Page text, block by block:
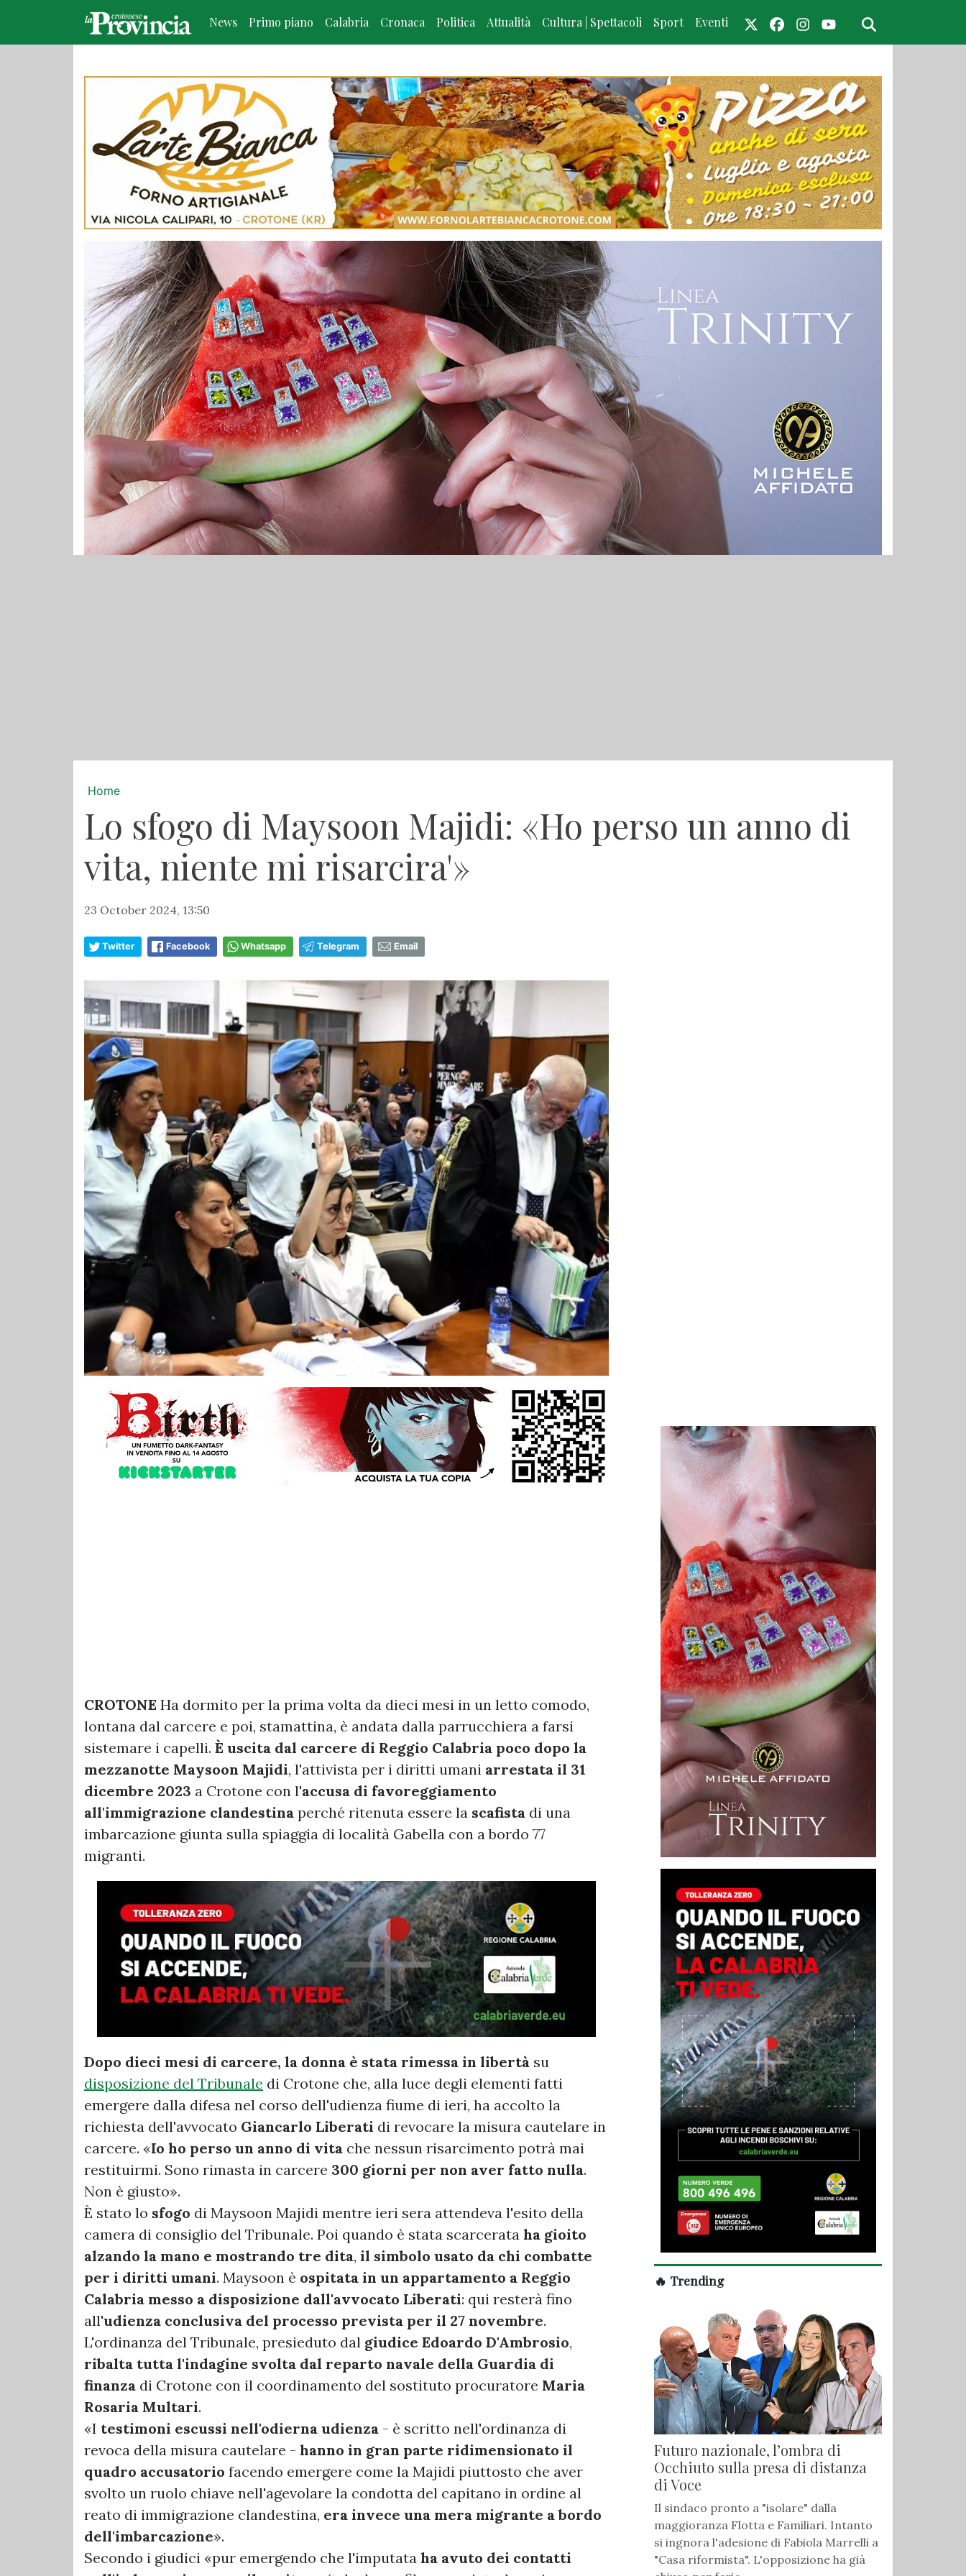
News Primo piano Calabria Cronaca Politica Attualità Cultura | Spettacoli Sport Eventi
Home
Lo sfogo di Maysoon Majidi: «Ho perso un anno di
vita, niente mi risarcira'»
23 October 2024, 13:50
Twitter Facebook Whatsapp Telegram Email
CROTONE Ha dormito per la prima volta da dieci mesi in un letto comodo,
lontana dal carcere e poi, stamattina, è andata dalla parrucchiera a farsi
sistemare i capelli. È uscita dal carcere di Reggio Calabria poco dopo la
mezzanotte Maysoon Majidi, l'attivista per i diritti umani arrestata il 31
dicembre 2023 a Crotone con l'accusa di favoreggiamento
all'immigrazione clandestina perché ritenuta essere la scafista di una
imbarcazione giunta sulla spiaggia di località Gabella con a bordo 77
migranti.
Dopo dieci mesi di carcere, la donna è stata rimessa in libertà su
disposizione del Tribunale di Crotone che, alla luce degli elementi fatti
emergere dalla difesa nel corso dell'udienza fiume di ieri, ha accolto la
richiesta dell'avvocato Giancarlo Liberati di revocare la misura cautelare in
carcere. «Io ho perso un anno di vita che nessun risarcimento potrà mai
restituirmi. Sono rimasta in carcere 300 giorni per non aver fatto nulla.
Non è giusto».
È stato lo sfogo di Maysoon Majidi mentre ieri sera attendeva l'esito della
camera di consiglio del Tribunale. Poi quando è stata scarcerata ha gioito
alzando la mano e mostrando tre dita, il simbolo usato da chi combatte
per i diritti umani. Maysoon è ospitata in un appartamento a Reggio
Calabria messo a disposizione dall'avvocato Liberati: qui resterà fino
all'udienza conclusiva del processo prevista per il 27 novembre.
L'ordinanza del Tribunale, presieduto dal giudice Edoardo D'Ambrosio,
ribalta tutta l'indagine svolta dal reparto navale della Guardia di
finanza di Crotone con il coordinamento del sostituto procuratore Maria
Rosaria Multari.
«I testimoni escussi nell'odierna udienza - è scritto nell'ordinanza di
revoca della misura cautelare - hanno in gran parte ridimensionato il
quadro accusatorio facendo emergere come la Majidi piuttosto che aver
svolto un ruolo chiave nell'agevolare la condotta del capitano in ordine al
reato di immigrazione clandestina, era invece una mera migrante a bordo
dell'imbarcazione».
Secondo i giudici «pur emergendo che l'imputata ha avuto dei contatti
🔥 Trending
Futuro nazionale, l’ombra di
Occhiuto sulla presa di distanza
di Voce
Il sindaco pronto a "isolare" dalla
maggioranza Flotta e Familiari. Intanto
si ingnora l'adesione di Fabiola Marrelli a
"Casa riformista". L'opposizione ha già